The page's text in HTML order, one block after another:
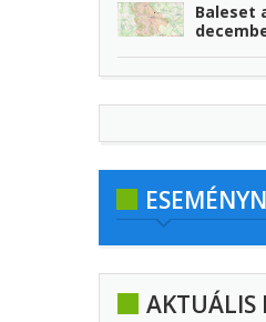
Baleset
AKTUÁLIS